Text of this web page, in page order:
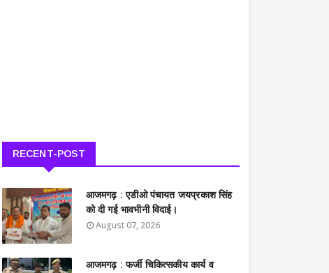
RECENT-POST
आजमगढ़ : एडीओ पंचायत जयप्रकाश सिंह
को दी गई भावभीनी विदाई।
August 07, 2026
आजमगढ़ : फर्जी चिकित्सकीय कार्य व